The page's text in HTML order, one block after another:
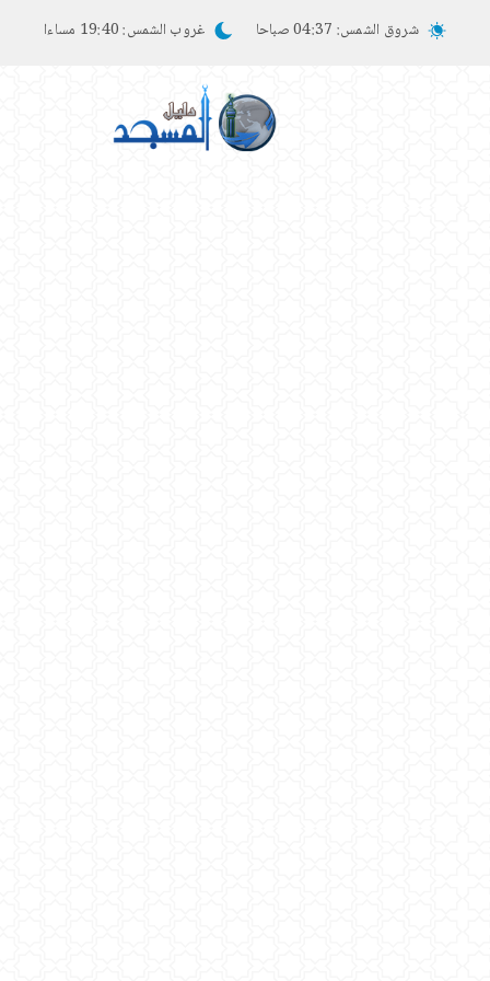
شروق الشمس: 04:37 صباحا غروب الشمس:19:40 مساءا